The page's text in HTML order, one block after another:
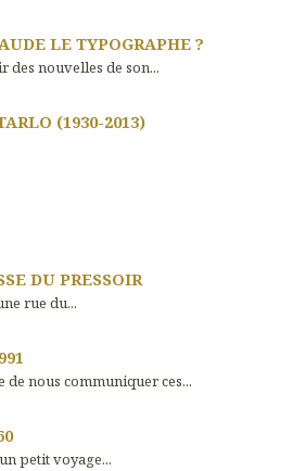
LE TYPOGRAPHE ?
des nouvelles de son...
(1930-2013)
DU PRESSOIR
rue du...
de nous communiquer ces...
petit voyage...